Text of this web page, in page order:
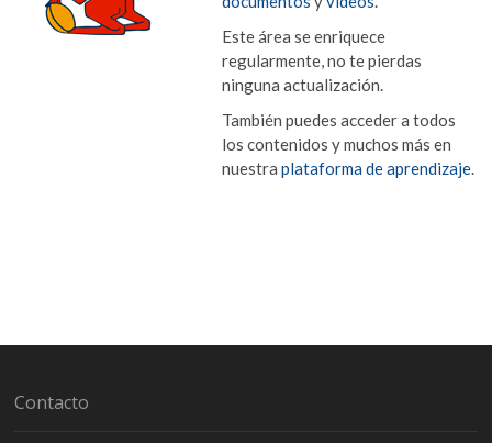
Este área se enriquece
regularmente, no te pierdas
ninguna actualización.
También puedes acceder a todos
los contenidos y muchos más en
nuestra plataforma de aprendizaje.
Contacto